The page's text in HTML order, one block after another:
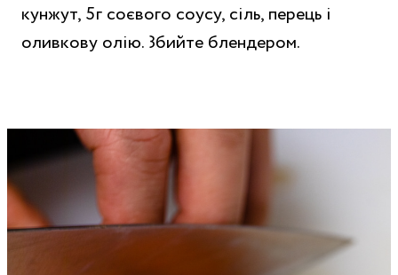
кунжут, 5г соєвого соусу, сіль, перець і
оливкову олію. Збийте блендером.